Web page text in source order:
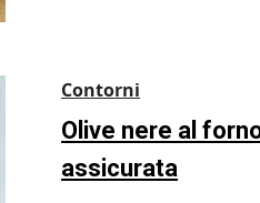
Contorni
Olive nere al
assicurata